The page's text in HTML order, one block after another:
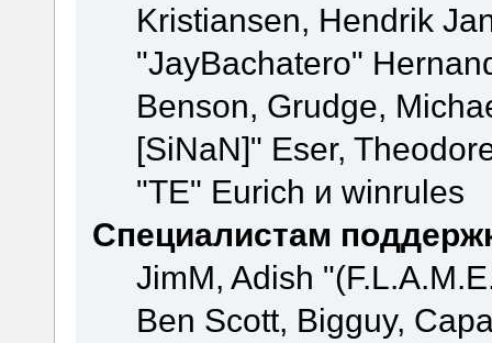
Kristiansen, Hendrik
"JayBachatero"
Benson, Grudge,
[SiNaN]" Eser,
"TE" Eurich и winrules
Специалистам
JimM, Adish
Ben Scott, Bigguy,